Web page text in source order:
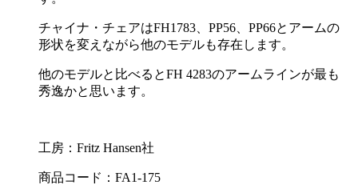
チャイナ・チェアはFH1783、PP56、PP66とアームの
形状を変えながら他のモデルも存在します。
他のモデルと比べるとFH 4283のアームラインが最も
秀逸かと思います。
工房：Fritz Hansen社
商品コード：FA1-175